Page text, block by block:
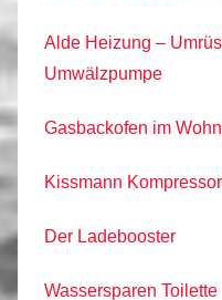
Alde Heizung –
Umwälzpumpe
Gasbackofen im
Kissmann
Der Ladebooster
Wassersparen Toilette